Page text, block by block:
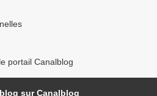
portail Canalblog
sur Canalblog